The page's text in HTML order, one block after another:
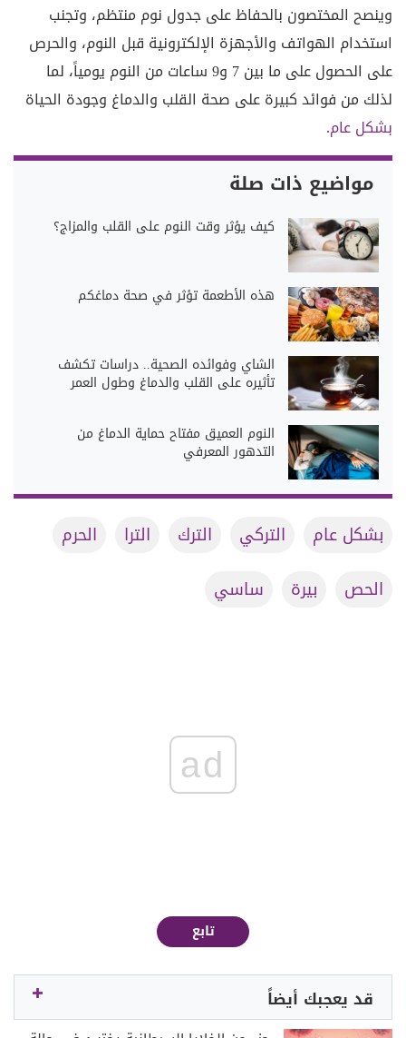
وينصح المختصون بالحفاظ على جدول نوم منتظم، وتجنب
استخدام الهواتف والأجهزة الإلكترونية قبل النوم، والحرص
على الحصول على ما بين 7 و9 ساعات من النوم يومياً، لما
لذلك من فوائد كبيرة على صحة القلب والدماغ وجودة الحياة
بشكل عام.
مواضيع ذات صلة
كيف يؤثر وقت النوم على القلب والمزاج؟
هذه الأطعمة تؤثر في صحة دماغكم
الشاي وفوائده الصحية.. دراسات تكشف
تأثيره على القلب والدماغ وطول العمر
النوم العميق مفتاح حماية الدماغ من
التدهور المعرفي
بشكل عام التركي الترك الترا
الحرم
الحص
بيرة ساسي
ad
تابع
قد يعجبك أيضاً